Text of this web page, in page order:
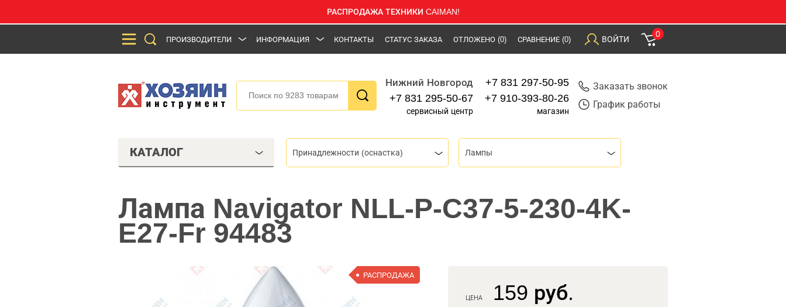
РАСПРОДАЖА ТЕХНИКИ CAIMAN!
ПРОИЗВОДИТЕЛИ ИНФОРМАЦИЯ КОНТАКТЫ СТАТУС ЗАКАЗА ОТЛОЖЕНО (0) СРАВНЕНИЕ (0) ВОЙТИ
0
Нижний Новгород
+7 831 295-50-67
сервисный центр
+7 831 297-50-95
+7 910-393-80-26
магазин
Заказать звонок
График работы
КАТАЛОГ Принадлежности (оснастка) Лампы
Лампа Navigator NLL-P-C37-5-230-4K-
E27-Fr 94483
РАСПРОДАЖА
ЦЕНА 159 руб.